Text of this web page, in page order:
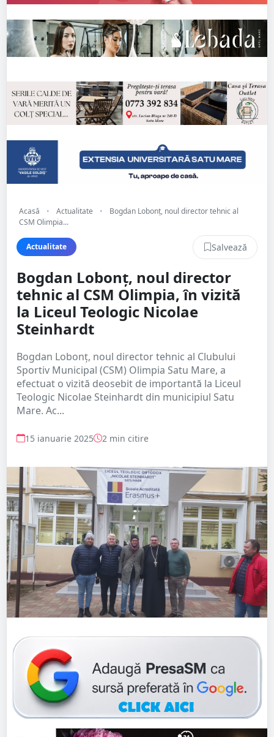
Acasă • Actualitate •
Bogdan Lobonț, noul director tehnic al
CSM Olimpia...
Actualitate Salvează
Bogdan Lobonț, noul director
tehnic al CSM Olimpia, în vizită
la Liceul Teologic Nicolae
Steinhardt
Bogdan Lobonț, noul director tehnic al Clubului
Sportiv Municipal (CSM) Olimpia Satu Mare, a
efectuat o vizită deosebit de importantă la Liceul
Teologic Nicolae Steinhardt din municipiul Satu
Mare. Ac...
15 ianuarie 2025 2 min citire